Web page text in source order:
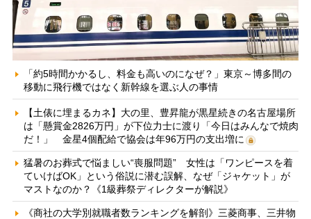
「約5時間かかるし、料金も高いのになぜ？」東京～博多間の
移動に飛行機ではなく新幹線を選ぶ人の事情
【土俵に埋まるカネ】大の里、豊昇龍が黒星続きの名古屋場所
は「懸賞金2826万円」が下位力士に渡り「今日はみんなで焼肉
だ！」 金星4個配給で協会は年96万円の支出増に
猛暑のお葬式で悩ましい“喪服問題” 女性は「ワンピースを着
ていけばOK」という俗説に潜む誤解、なぜ「ジャケット」が
マストなのか？《1級葬祭ディレクターが解説》
《商社の大学別就職者数ランキングを解剖》三菱商事、三井物